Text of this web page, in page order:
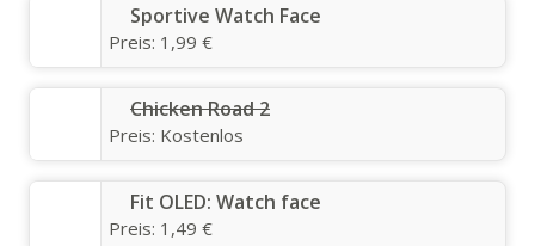
Sportive Watch Face
Preis: 1,99 €
Chicken Road 2
Preis: Kostenlos
Fit OLED: Watch face
Preis: 1,49 €